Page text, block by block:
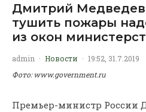
Дмитрий Медведев
тушить пожары
из окон
admin · Новости · 19:52, 31.7.2019
Фото: www.government.ru
Премьер-министр России